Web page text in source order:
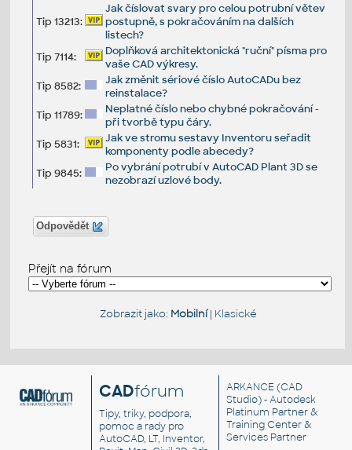
Tip 13213:
Jak číslovat svary pro celou potrubní větev
postupně, s pokračováním na dalších
listech?
Tip 7114:
Doplňková architektonická "ruční" písma pro
vaše CAD výkresy.
Tip 8582:
Jak změnit sériové číslo AutoCADu bez
reinstalace?
Tip 11789:
Neplatné číslo nebo chybné pokračování -
při tvorbě typu čáry.
Tip 5831:
Jak ve stromu sestavy Inventoru seřadit
komponenty podle abecedy?
Tip 9845:
Po vybrání potrubí v AutoCAD Plant 3D se
nezobrazí uzlové body.
Odpovědět
Přejít na fórum
Zobrazit jako: Mobilní| Klasické
CADfórum
Tipy, triky, podpora,
pomoc a rady pro
AutoCAD, LT, Inventor,
ARKANCE (CAD
Studio) - Autodesk
Platinum Partner &
Training Center &
Services Partner